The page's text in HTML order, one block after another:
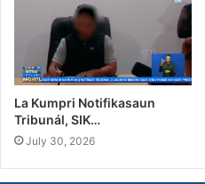
La Kumpri Notifikasaun
Tribunál, SIK…
July 30, 2026